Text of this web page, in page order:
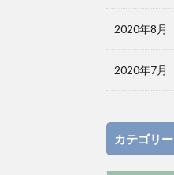
2020年8月
2020年7月
カテゴリー